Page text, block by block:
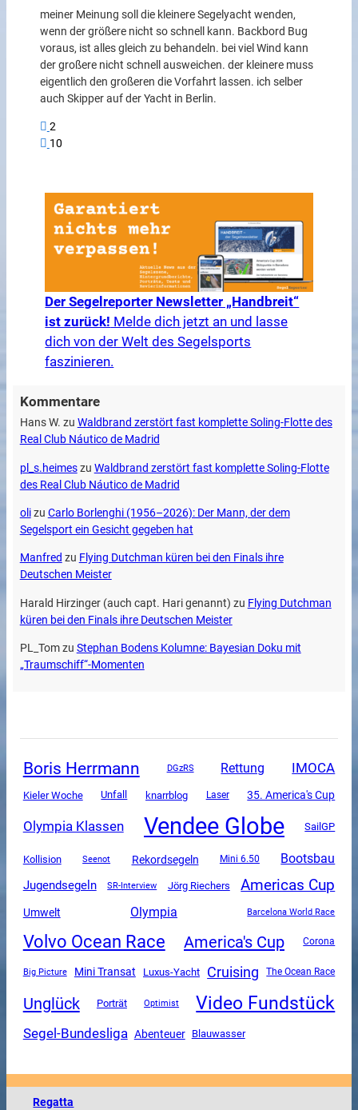
meiner Meinung soll die kleinere Segelyacht wenden,
wenn der größere nicht so schnell kann. Backbord Bug
voraus, ist alles gleich zu behandeln. bei viel Wind kann
der großere nicht schnell ausweichen. der kleinere muss
eigentlich den großeren die Vorfahrt lassen. ich selber
auch Skipper auf der Yacht in Berlin.
2
10
Der Segelreporter Newsletter „Handbreit“
ist zurück! Melde dich jetzt an und lasse
dich von der Welt des Segelsports
faszinieren.
Kommentare
Hans W. zu Waldbrand zerstört fast komplette Soling-Flotte des
Real Club Náutico de Madrid
pl_s.heimeszu Waldbrand zerstört fast komplette Soling-Flotte
des Real Club Náutico de Madrid
olizu Carlo Borlenghi (1956–2026): Der Mann, der dem
Segelsport ein Gesicht gegeben hat
Manfred zu Flying Dutchman küren bei den Finals ihre
Deutschen Meister
Harald Hirzinger (auch capt. Hari genannt) zu Flying Dutchman
küren bei den Finals ihre Deutschen Meister
PL_Tomzu Stephan Bodens Kolumne: Bayesian Doku mit
„Traumschiff“-Momenten
Boris Herrmann DGzRS Rettung IMOCA
Kieler Woche Unfall knarrblog Laser 35. America's Cup
Olympia Klassen Vendee Globe SailGP
Kollision Seenot Rekordsegeln Mini 6.50
Bootsbau
Jugendsegeln
SR-Interview Jörg Riechers Americas Cup
Umwelt Olympia Barcelona World Race
Volvo Ocean Race America's Cup Corona
Big Picture Mini Transat Luxus-Yacht Cruising The Ocean Race
Unglück Porträt Optimist Video Fundstück
Segel-Bundesliga Abenteuer Blauwasser
Regatta